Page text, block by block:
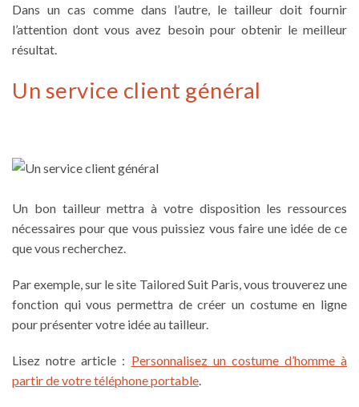
Dans un cas comme dans l’autre, le tailleur doit fournir
l’attention dont vous avez besoin pour obtenir le meilleur
résultat.
Un service client général
Un bon tailleurmettra à votre disposition les ressources
nécessaires pour que vous puissiez vous faire une idée de ce
que vous recherchez.
Par exemple, sur le site Tailored Suit Paris, vous trouverez une
fonction qui vous permettra decréer un costume en ligne
pour présenter votre idée au tailleur.
Lisez notre article : Personnalisez un costume d’homme à
partir de votre téléphone portable.